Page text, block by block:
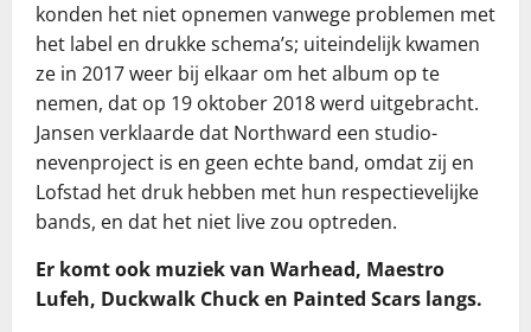
konden het niet opnemen vanwege problemen met
het label en drukke schema’s; uiteindelijk kwamen
ze in 2017 weer bij elkaar om het album op te
nemen, dat op 19 oktober 2018 werd uitgebracht.
Jansen verklaarde dat Northward een studio-
nevenproject is en geen echte band, omdat zij en
Lofstad het druk hebben met hun respectievelijke
bands, en dat het niet live zou optreden.
Er komt ook muziek van Warhead, Maestro
Lufeh, Duckwalk Chuck en Painted Scars langs.